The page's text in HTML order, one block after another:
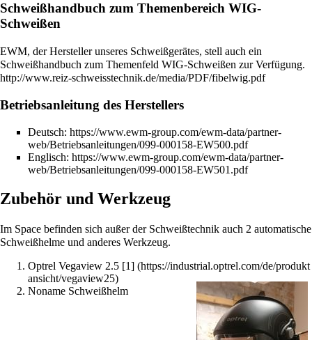
Schweißhandbuch zum Themenbereich WIG-
Schweißen
EWM, der Hersteller unseres Schweißgerätes, stell auch ein
Schweißhandbuch zum Themenfeld WIG-Schweißen zur Verfügung.
http://www.reiz-schweisstechnik.de/media/PDF/fibelwig.pdf
Betriebsanleitung des Herstellers
Deutsch: https://www.ewm-group.com/ewm-data/partner-
web/Betriebsanleitungen/099-000158-EW500.pdf
Englisch: https://www.ewm-group.com/ewm-data/partner-
web/Betriebsanleitungen/099-000158-EW501.pdf
Zubehör und Werkzeug
Im Space befinden sich außer der Schweißtechnik auch 2 automatische
Schweißhelme und anderes Werkzeug.
Optrel Vegaview 2.5 [1]
Noname Schweißhelm